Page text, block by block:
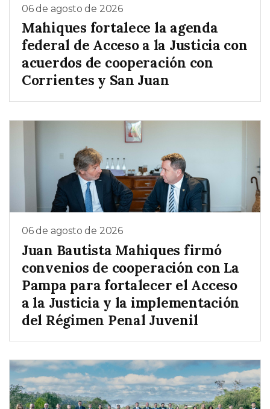
06 de agosto de 2026
Mahiques fortalece la agenda
federal de Acceso a la Justicia con
acuerdos de cooperación con
Corrientes y San Juan
06 de agosto de 2026
Juan Bautista Mahiques firmó
convenios de cooperación con La
Pampa para fortalecer el Acceso
a la Justicia y la implementación
del Régimen Penal Juvenil